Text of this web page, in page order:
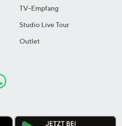
TV-Empfang
Studio Live Tour
Outlet